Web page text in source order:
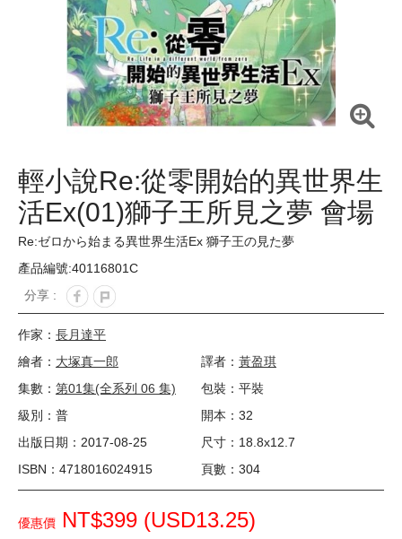
輕小說Re:從零開始的異世界生
活Ex(01)獅子王所見之夢 會場
限定版
Re:ゼロから始まる異世界生活Ex 獅子王の見た夢
產品編號:40116801C
分享 :
作家： 長月達平
繪者： 大塚真一郎 譯者： 黃盈琪
集數： 第01集(全系列 06 集)
包裝：平裝
級別：普
開本：32
出版日期：2017-08-25
尺寸：18.8x12.7
ISBN：4718016024915
頁數：304
優惠價 NT$399 (USD13.25)